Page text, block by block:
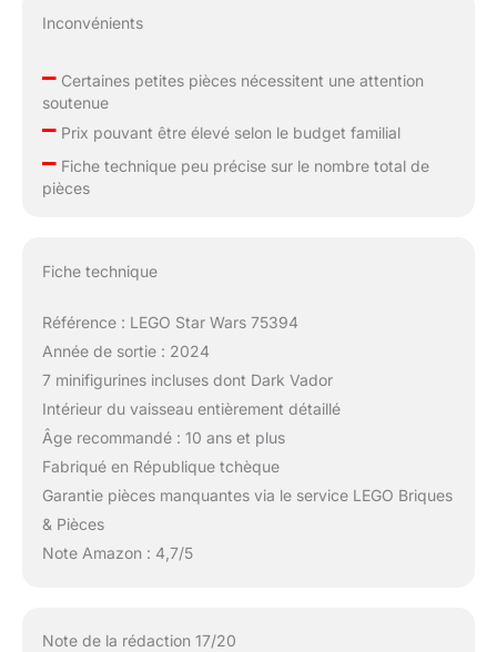
Inconvénients
–Certaines petites pièces nécessitent une attention
soutenue
–Prix pouvant être élevé selon le budget familial
–Fiche technique peu précise sur le nombre total de
pièces
Fiche technique
Référence : LEGO Star Wars 75394
Année de sortie : 2024
7 minifigurines incluses dont Dark Vador
Intérieur du vaisseau entièrement détaillé
Âge recommandé : 10 ans et plus
Fabriqué en République tchèque
Garantie pièces manquantes via le service LEGO Briques
& Pièces
Note Amazon : 4,7/5
Note de la rédaction 17/20